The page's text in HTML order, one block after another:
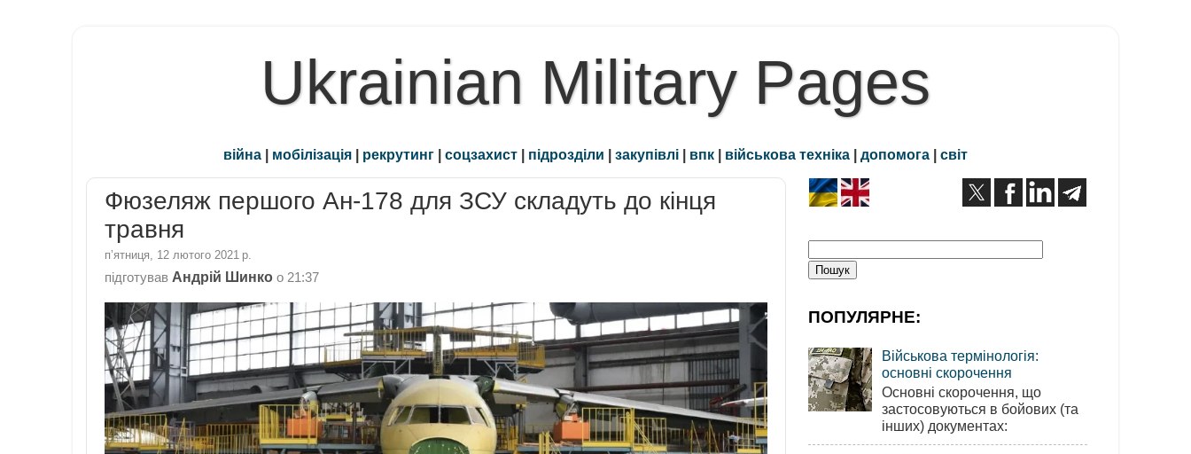
Ukrainian Military Pages
війна | мобілізація | рекрутинг | соцзахист | підрозділи | закупівлі | впк | військова техніка | допомога | світ
Фюзеляж першого Ан-178 для ЗСУ складуть до кінця
травня
пʼятниця, 12 лютого 2021 р.
підготував Андрій Шинко о 21:37
ПОПУЛЯРНЕ:
Військова термінологія:
основні скорочення
Основні скорочення, що
застосовуються в бойових (та
інших) документах: